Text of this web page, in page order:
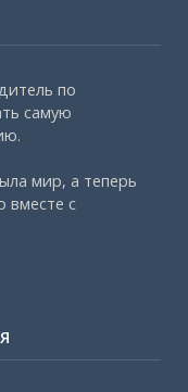
по
самую
мир, а теперь
вместе с